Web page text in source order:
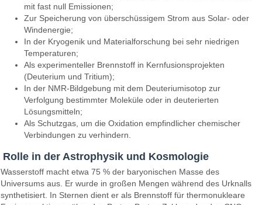
mit fast null Emissionen;
Zur Speicherung von überschüssigem Strom aus Solar- oder
Windenergie;
In der Kryogenik und Materialforschung bei sehr niedrigen
Temperaturen;
Als experimenteller Brennstoff in Kernfusionsprojekten
(Deuterium und Tritium);
In der NMR-Bildgebung mit dem Deuteriumisotop zur
Verfolgung bestimmter Moleküle oder in deuterierten
Lösungsmitteln;
Als Schutzgas, um die Oxidation empfindlicher chemischer
Verbindungen zu verhindern.
Rolle in der Astrophysik und Kosmologie
Wasserstoff macht etwa 75 % der baryonischen Masse des
Universums aus. Er wurde in großen Mengen während des Urknalls
synthetisiert. In Sternen dient er als Brennstoff für thermonukleare